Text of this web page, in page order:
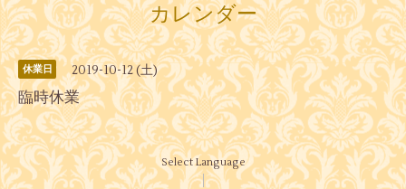
カレンダー
休業日 2019-10-12 (土)
臨時休業
Select Language